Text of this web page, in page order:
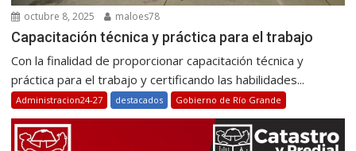
octubre 8, 2025 maloes78
Capacitación técnica y práctica para el trabajo
Con la finalidad de proporcionar capacitación técnica y
práctica para el trabajo y certificando las habilidades...
Administracion24-27 destacados Gobierno de Río Grande